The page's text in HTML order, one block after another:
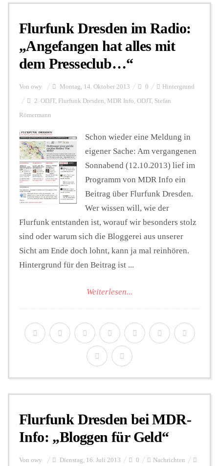
Personalien
Hintergrund
FUNKTURM-Beiträge
Podcast
Seminare
Unterstützen
Flurfunk Dresden im Radio:
„Angefangen hat alles mit
dem Presseclub…“
Von owy Montag, 14. Oktober 2013 0 Hintergrund
2. ODJT, Flurfunk Dresden, MDR Info, ODJT, Stefan
Römermann
Schon wieder eine Meldung in
eigener Sache: Am vergangenen
Sonnabend (12.10.2013) lief im
Programm von MDR Info ein
Beitrag über Flurfunk Dresden.
Wer wissen will, wie der
Flurfunk entstanden ist, worauf wir besonders stolz
sind oder warum sich die Bloggerei aus unserer
Sicht am Ende doch lohnt, kann ja mal reinhören.
Hintergrund für den Beitrag ist ...
Weiterlesen...
Flurfunk Dresden bei MDR-
Info: „Bloggen für Geld“
Von owy Dienstag, 16. Juli 2013 0 Nachrichten